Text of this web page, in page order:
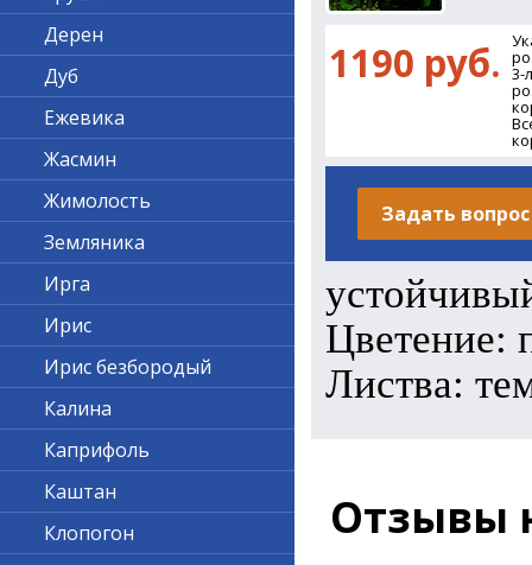
1190 руб. 3-
Задать вопрос
Цветение:
Листва:
Отзывы
Дерен
Дуб
Ежевика
Жасмин
Жимолость
Земляника
Ирга
Ирис
Ирис безбородый
Калина
Каприфоль
Каштан
Клопогон